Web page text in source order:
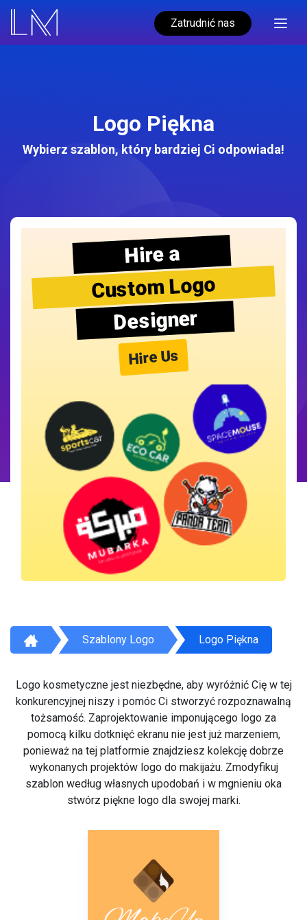
Zatrudnić nas
Logo Piękna
Wybierz szablon, który bardziej Ci odpowiada!
Hire a
Custom Logo
Designer
Hire Us
Szablony Logo Logo Piękna
Logo kosmetyczne jest niezbędne, aby wyróżnić Cię w tej
konkurencyjnej niszy i pomóc Ci stworzyć rozpoznawalną
tożsamość. Zaprojektowanie imponującego logo za
pomocą kilku dotknięć ekranu nie jest już marzeniem,
ponieważ na tej platformie znajdziesz kolekcję dobrze
wykonanych projektów logo do makijażu. Zmodyfikuj
szablon według własnych upodobań i w mgnieniu oka
stwórz piękne logo dla swojej marki.